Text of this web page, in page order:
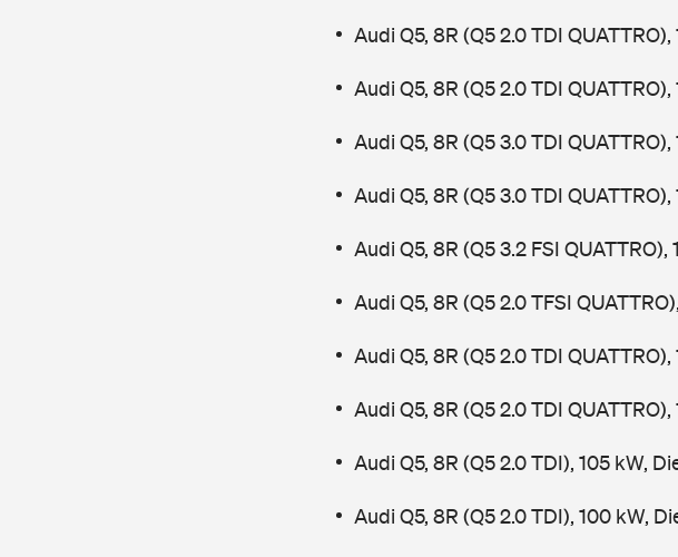
Audi Q5, 8R (Q5 2.0 TDI
Audi Q5, 8R (Q5 2.0 TDI
Audi Q5, 8R (Q5 3.0 TDI
Audi Q5, 8R (Q5 3.0 TDI
Audi Q5, 8R (Q5 3.2 FSI
Audi Q5, 8R (Q5 2.0 TFSI
Audi Q5, 8R (Q5 2.0 TDI
Audi Q5, 8R (Q5 2.0 TDI
Audi Q5, 8R (Q5 2.0 TDI), 105 kW,
Audi Q5, 8R (Q5 2.0 TDI), 100 kW,